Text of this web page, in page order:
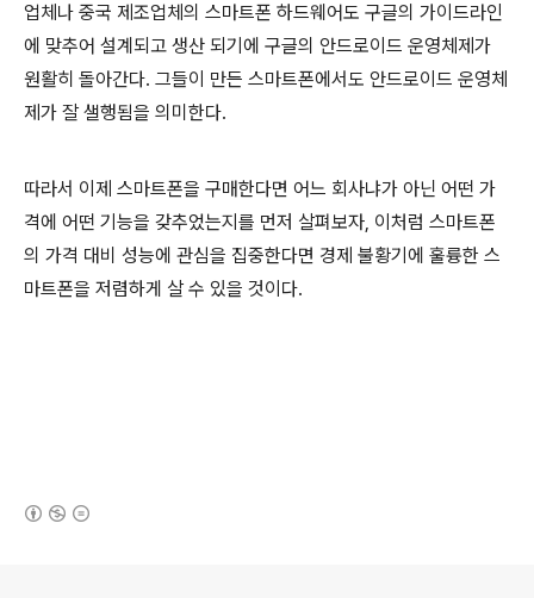
업체나 중국 제조업체의 스마트폰 하드웨어도 구글의 가이드라인
에 맞추어 설계되고 생산 되기에 구글의 안드로이드 운영체제가
원활히 돌아간다. 그들이 만든 스마트폰에서도 안드로이드 운영체
제가 잘 샐행됨을 의미한다.
따라서 이제 스마트폰을 구매한다면 어느 회사냐가 아닌 어떤 가
격에 어떤 기능을 갖추었는지를 먼저 살펴보자, 이처럼 스마트폰
의 가격 대비 성능에 관심을 집중한다면 경제 불황기에 훌륭한 스
마트폰을 저렴하게 살 수 있을 것이다.